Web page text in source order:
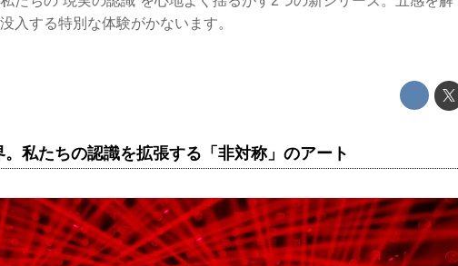
入する特別な体験がかないます。
私たちの認識を拡張する「非対称」のアート